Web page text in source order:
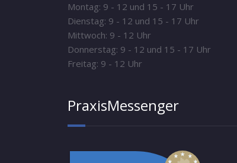
Montag: 9 - 12 und 15 - 17 Uhr
Dienstag: 9 - 12 und 15 - 17 Uhr
Mittwoch: 9 - 12 Uhr
Donnerstag: 9 - 12 und 15 - 17 Uhr
Freitag: 9 - 12 Uhr
PraxisMessenger